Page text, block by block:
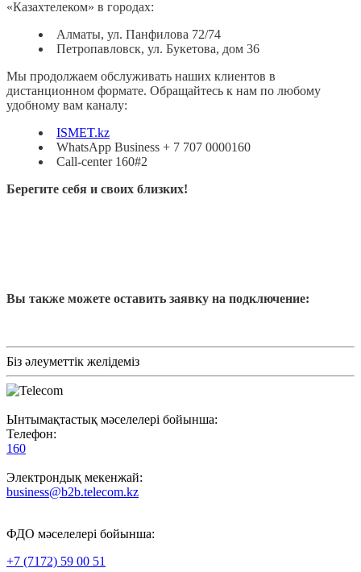
«Казахтелеком» в городах:
Алматы, ул. Панфилова 72/74
Петропавловск, ул. Букетова, дом 36
Мы продолжаем обслуживать наших клиентов в
дистанционном формате. Обращайтесь к нам по любому
удобному вам каналу:
ISMET.kz
WhatsApp Business + 7 707 0000160
Call-center 160#2
Берегите себя и своих близких!
Вы также можете оставить заявку на подключение:
Біз әлеуметтік желідеміз
Ынтымақтастық мәселелері бойынша:
Телефон:
160
Электрондық мекенжай:
business@b2b.telecom.kz
ФДО мәселелері бойынша:
+7 (7172) 59 00 51